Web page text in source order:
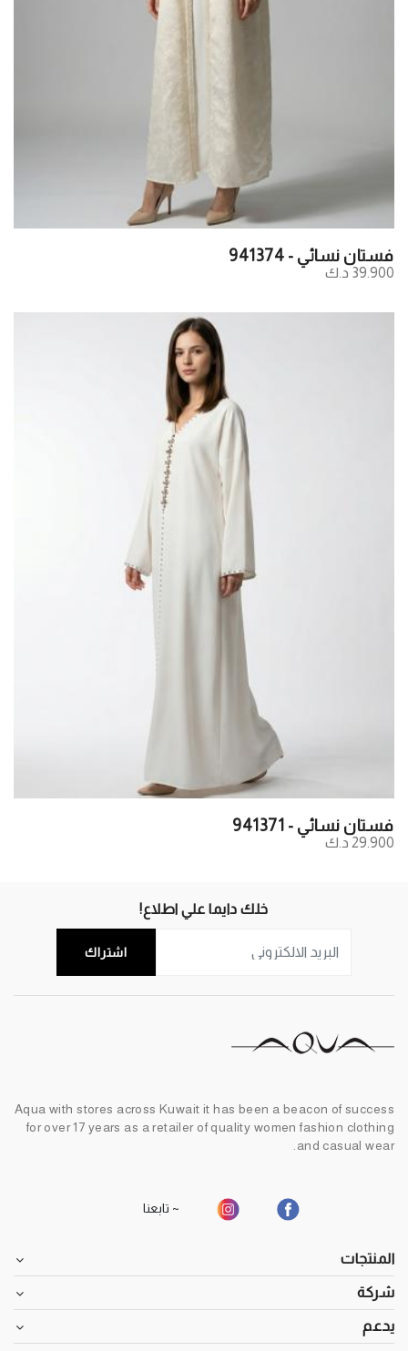
فستان نسائي - 941374
39.900 د.ك
فستان نسائي - 941371
29.900 د.ك
خلك دايما علي اطلاع!
اشتراك
Aqua with stores across Kuwait it has been a beacon of success
for over 17 years as a retailer of quality women fashion clothing
and casual wear.
~ تابعنا
المنتجات
شركة
يدعم